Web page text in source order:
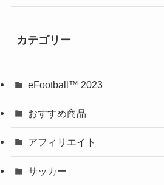
カテゴリー
‎eFootball™ 2023
おすすめ商品
アフィリエイト
サッカー